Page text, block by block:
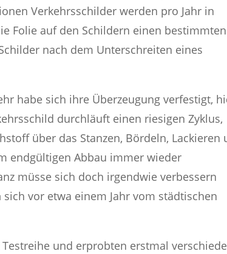
Verkehrsschilder werden pro Jahr in
Folie auf den Schildern einen bestimmten
nach dem Unterschreiten eines
habe sich ihre Überzeugung verfestigt,
durchläuft einen riesigen Zyklus,
über das Stanzen, Bördeln, Lackieren
endgültigen Abbau immer wieder
müsse sich doch irgendwie verbessern
vor etwa einem Jahr vom städtischen
und erprobten erstmal